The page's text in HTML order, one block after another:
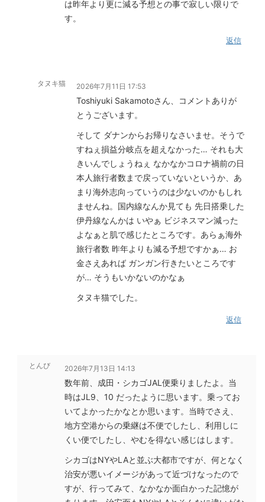
は昨年より更に減る予想との事で寂しい限りで
す。
返信
タヌキ猫 2026年7月11日 17:53
Toshiyuki Sakamotoさん、コメントありが
とうございます。
そして ダナンからお帰りなさいませ。そうで
すねぇ損益分岐点を超えなかった… それも大
きいんでしょうねぇ なかなかコロナ禍前の日
本人旅行者数まで戻っていないというか、あ
まり海外志向っていうのは少ないのかもしれ
ませんね。国内線なんか見ても 先日搭乗した
伊丹線なんかは いやぁ ビジネスマン減った
よなぁと肌で感じたところです。あらぁ海外
旅行者数 昨年よりも減る予想ですかぁ… お
金さえあれば ガンガン行きたいところです
が… そうもいかないのかなぁ
タヌキ猫でした。
返信
とんび 2026年7月13日 14:13
数年前、成田・シカゴJAL便乗りましたよ。当
時はJL9、10 だったように思います。乗ってお
いてよかったかなとか思います。当時でさえ、
地方空港からの乗継は不便でしたし、利用しに
くい便でしたし、やむを得ない感じはします。
シカゴはNYやLAと並ぶ大都市ですが、何となく
治安が悪いイメージがあって近づけなったので
すが、行ってみて、なかなか面白かった記憶が